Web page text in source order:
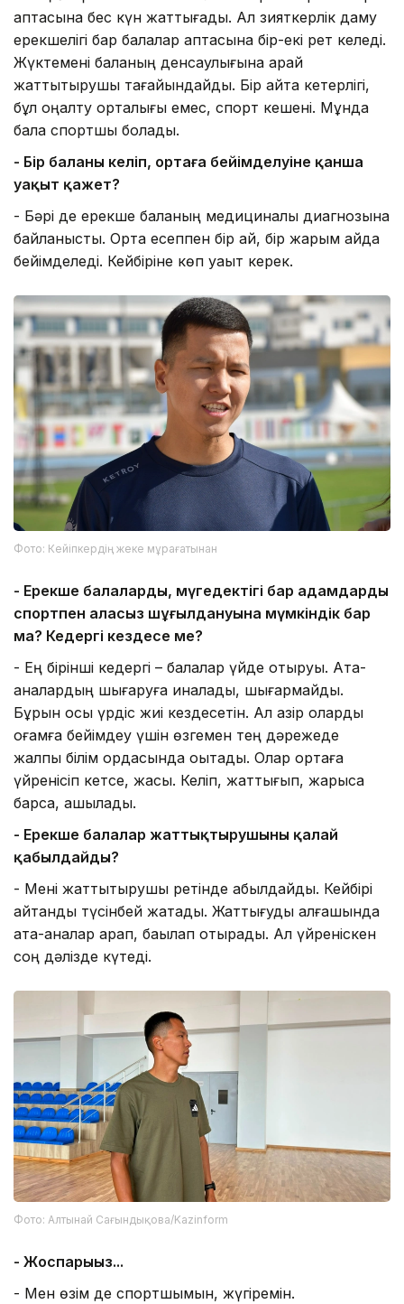
аптасына бес күн жаттығады. Ал зияткерлік даму
ерекшелігі бар балалар аптасына бір-екі рет келеді.
Жүктемені баланың денсаулығына қарай
жаттықтырушы тағайындайды. Бір айта кетерлігі,
бұл оңалту орталығы емес, спорт кешені. Мұнда
бала спортшы болады.
- Бір баланың келіп, ортаға бейімделуіне қанша
уақыт қажет?
- Бәрі де ерекше баланың медициналық диагнозына
байланысты. Орта есеппен бір ай, бір жарым айда
бейімделеді. Кейбіріне көп уақыт керек.
Фото: Кейіпкердің жеке мұрағатынан
- Ерекше балалардың, мүгедектігі бар адамдардың
спортпен алаңсыз шұғылдануына мүмкіндік бар
ма? Кедергі кездесе ме?
- Ең бірінші кедергі – балалар үйде отыруы. Ата-
аналардың шығаруға қиналады, шығармайды.
Бұрын осы үрдіс жиі кездесетін. Ал қазір оларды
қоғамға бейімдеу үшін өзгемен тең дәрежеде
жалпы білім ордасында оқытады. Олар ортаға
үйренісіп кетсе, жақсы. Келіп, жаттығып, жарысқа
барса, ашылады.
- Ерекше балалар жаттықтырушыны қалай
қабылдайды?
- Мені жаттықтырушы ретінде қабылдайды. Кейбірі
айтқанды түсінбей жатады. Жаттығуды алғашында
ата-аналар қарап, бақылап отырады. Ал үйреніскен
соң дәлізде күтеді.
Фото: Алтынай Сағындықова/Kazinform
- Жоспарыңыз...
- Мен өзім де спортшымын, жүгіремін.